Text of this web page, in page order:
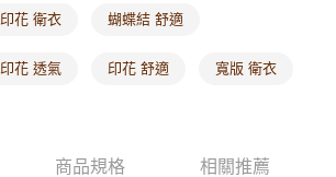
印花 衛衣 蝴蝶結 舒適
印花 透氣 印花 舒適 寬版 衛衣
商品規格 相關推薦